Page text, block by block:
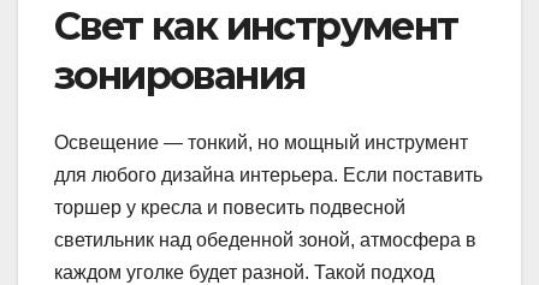
Свет как инструмент
зонирования
Освещение — тонкий, но мощный инструмент
для любого дизайна интерьера. Если поставить
торшер у кресла и повесить подвесной
светильник над обеденной зоной, атмосфера в
каждом уголке будет разной. Такой подход